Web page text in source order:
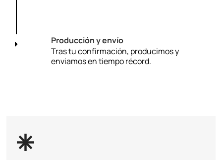
Producción y envío
Tras tu confirmación, producimos y
enviamos en tiempo récord.